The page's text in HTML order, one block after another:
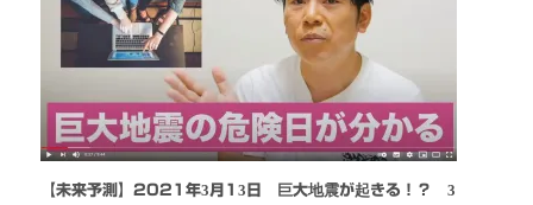
【未来予測】2021年3月13日 巨大地震が起きる！？ 3